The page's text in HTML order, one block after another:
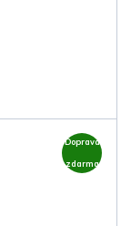
Doprava
zdarma